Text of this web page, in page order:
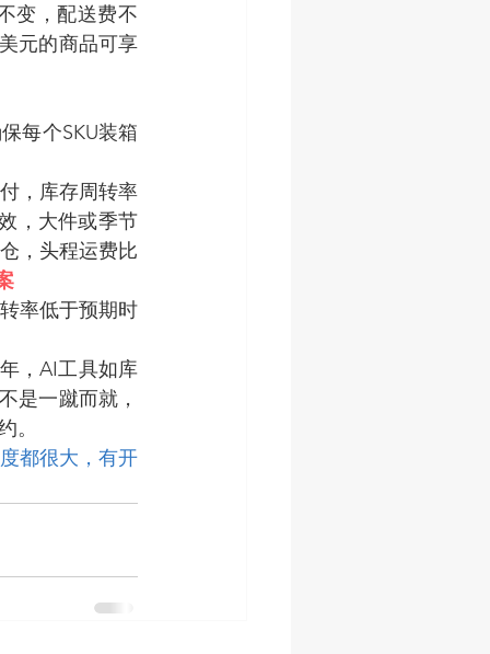
变，配送费不
元的商品可享
每个SKU装箱
，库存周转率
，大件或季节
，头程运费比
率低于预期时
，AI工具如库
是一蹴而就，
。
都很大，有开